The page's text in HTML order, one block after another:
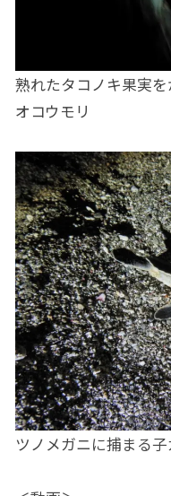
熟れたタコノキ果実
オコウモリ
ツノメガニに捕まる子